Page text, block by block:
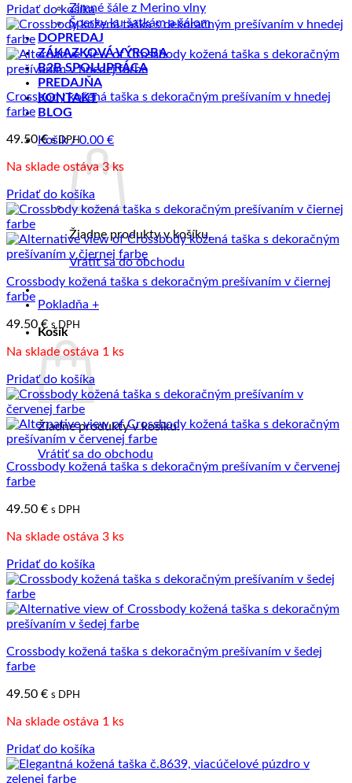
Zimné šále z Merino vlny
Šperky ku šatkám a šálom
DOPREDAJ
ZÁKAZKOVÁ VÝROBA
B2B SPOLUPRÁCA
PREDAJŇA
KONTAKT
BLOG
Košík /0.00 €
Žiadne produkty v košíku.
Vrátiť sa do obchodu
Pokladňa +
Košík
Žiadne produkty v košíku.
Vrátiť sa do obchodu
Pridať do košíka
Crossbody kožená taška s dekoračným prešívaním v hnedej
farbe
49.50€ s DPH
Na sklade ostáva 3 ks
Pridať do košíka
Crossbody kožená taška s dekoračným prešívaním v čiernej
farbe
49.50 € s DPH
Na sklade ostáva 1 ks
Pridať do košíka
Crossbody kožená taška s dekoračným prešívaním v červenej
farbe
49.50 € s DPH
Na sklade ostáva 3 ks
Pridať do košíka
Crossbody kožená taška s dekoračným prešívaním v šedej
farbe
49.50 € s DPH
Na sklade ostáva 1 ks
Pridať do košíka